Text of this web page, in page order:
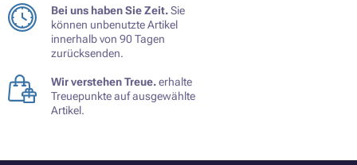
Bei uns haben Sie Zeit.Sie
können unbenutzte Artikel
innerhalb von 90 Tagen
zurücksenden.
Wir verstehen Treue.erhalte
Treuepunkte auf ausgewählte
Artikel.